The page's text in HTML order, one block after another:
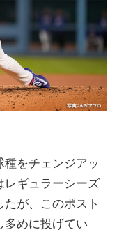
をチェンジアッ
レギュラーシーズ
が、このポスト
多めに投げてい